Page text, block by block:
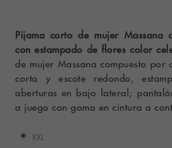
Pijama corto de mujer Massana
con estampado de flores color
de mujer Massana compuesto por
corta y escote redondo,
aberturas en bajo lateral;
a juego con goma en cintura a
XXL